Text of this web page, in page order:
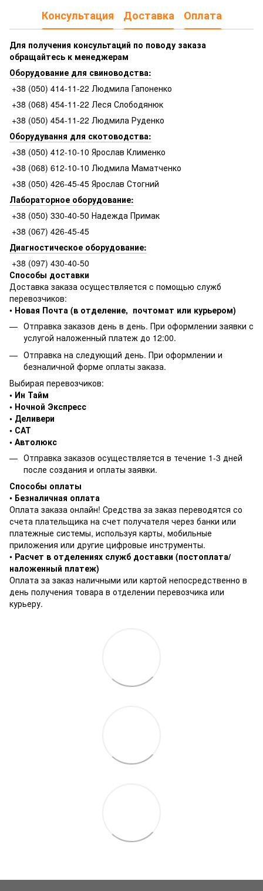
Консультация Доставка Оплата
Для получения консультаций по поводу заказа
обращайтесь к менеджерам
Оборудование для свиноводства:
+38 (050) 414-11-22 Людмила Гапоненко
+38 (068) 454-11-22 Леся Слободянюк
+38 (050) 454-11-22 Людмила Руденко
Оборудування для скотоводства:
+38 (050) 412-10-10 Ярослав Клименко
+38 (068) 612-10-10 Людмила Маматченко
+38 (050) 426-45-45 Ярослав Стогний
Лабораторное оборудование:
+38 (050) 330-40-50 Надежда Примак
+38 (067) 426-45-45
Диагностическое оборудование:
+38 (097) 430-40-50
Способы доставки
Доставка заказа осуществляется с помощью служб
перевозчиков:
• Новая Почта (в отделение, почтомат или курьером)
Отправка заказов день в день. При оформлении заявки с
услугой наложенный платеж до 12:00.
Отправка на следующий день. При оформлении и
безналичной форме оплаты заказа.
Выбирая перевозчиков:
• Ин Тайм
• Ночной Экспресс
• Деливери
• САТ
• Автолюкс
Отправка заказов осуществляется в течение 1-3 дней
после создания и оплаты заявки.
Способы оплаты
• Безналичная оплата
Оплата заказа онлайн! Средства за заказ переводятся со
счета плательщика на счет получателя через банки или
платежные системы, используя карты, мобильные
приложения или другие цифровые инструменты.
• Расчет в отделениях служб доставки (постоплата/
наложенный платеж)
Оплата за заказ наличными или картой непосредственно в
день получения товара в отделении перевозчика или
курьеру.